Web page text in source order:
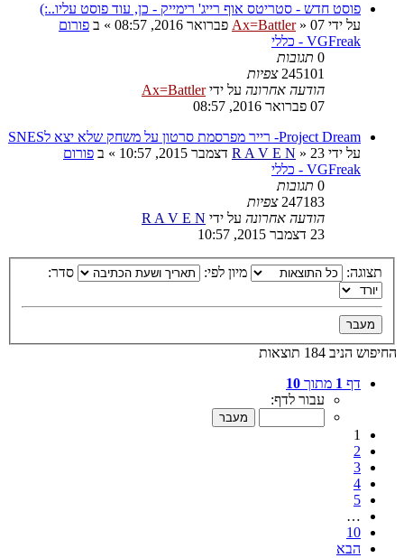
פוסט חדש - סטריטס אוף רייג' רימייק - כן, עוד פוסט עליו..:)
על ידי
Ax=Battler» 07 פברואר 2016, 08:57 » ב פורום
VGFreak - כללי
0 תגובות
245101 צפיות
הודעה אחרונה על ידיAx=Battler
07 פברואר 2016, 08:57
Project Dream- רייר מפרסמת סרטון על משחק שלא יצא לSNES
על ידי
R A V E N » 23 דצמבר 2015, 10:57 » ב פורום
VGFreak - כללי
0 תגובות
247183 צפיות
הודעה אחרונה על ידי R A V E N
23 דצמבר 2015, 10:57
תצוגה: מיון לפי: סדר:
החיפוש הניב 184 תוצאות
דף 1 מתוך 10
עבור לדף:
1
2
3
4
5
…
10
הבא